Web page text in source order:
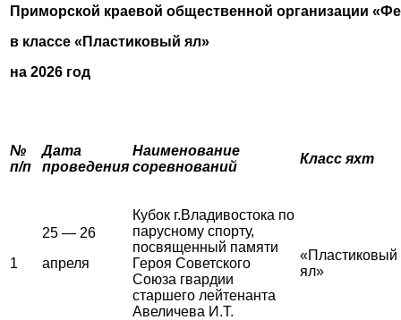
Приморской краевой общественной организации
в классе «Пластиковый ял»
на 2026 год
№
п/п
Дата
проведения
Наименование
соревнований
Класс яхт
1
25 — 26
апреля
Кубок г.Владивостока по
парусному спорту,
посвященный памяти
Героя Советского
Союза гвардии
старшего лейтенанта
Авеличева И.Т.
«Пластиковый
ял»